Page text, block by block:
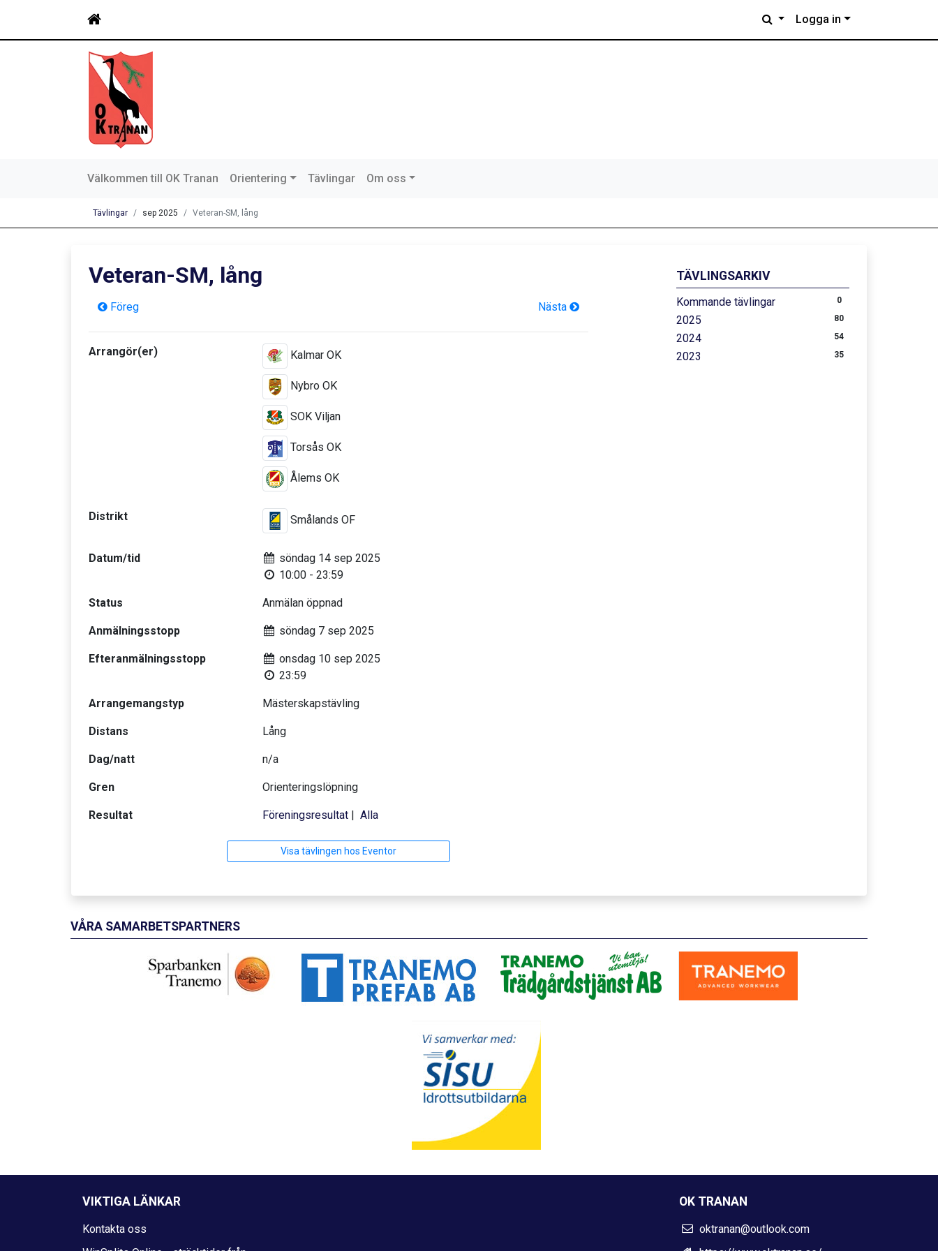
Logga in
Välkommen till OK Tranan Orientering Tävlingar Om oss
Tävlingar sep 2025 Veteran-SM, lång
TÄVLINGSARKIV
Kommande tävlingar 0
2025 80
2024 54
2023 35
Veteran-SM, lång
Föreg Nästa
Arrangör(er) Kalmar OK
Nybro OK
SOK Viljan
Torsås OK
Ålems OK
Distrikt Smålands OF
Datum/tid
söndag 14 sep 2025
10:00 - 23:59
Status Anmälan öppnad
Anmälningsstopp söndag 7 sep 2025
Efteranmälningsstopp
onsdag 10 sep 2025
23:59
Arrangemangstyp Mästerskapstävling
Distans Lång
Dag/natt n/a
Gren Orienteringslöpning
Resultat Föreningsresultat| Alla
Visa tävlingen hos Eventor
VÅRA SAMARBETSPARTNERS
VIKTIGA LÄNKAR
Kontakta oss
OK TRANAN
oktranan@outlook.com